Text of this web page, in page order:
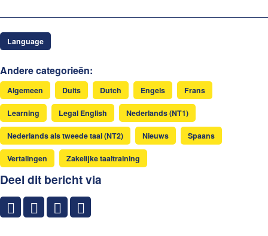
Language
Andere categorieën:
Algemeen Duits Dutch Engels Frans
Learning Legal English Nederlands (NT1)
Nederlands als tweede taal (NT2) Nieuws Spaans
Vertalingen Zakelijke taaltraining
Deel dit bericht via